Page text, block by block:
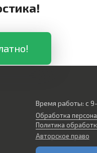
Время работы: с
Обработка
Политика
Авторское право